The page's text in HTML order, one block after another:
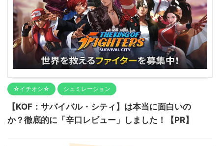
☆イチオシ☆ シュミレーション
【KOF：サバイバル・シティ】は本当に面白いの
か？徹底的に「辛口レビュー」しました！【PR】